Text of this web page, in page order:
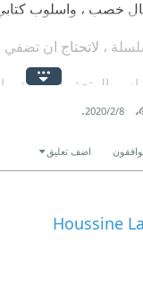
خصب ، واسلوب
، لاتحتاج ان
بالمتعة والتشويق
8‏/2‏/2020
.
اضف تعليق
Houssine